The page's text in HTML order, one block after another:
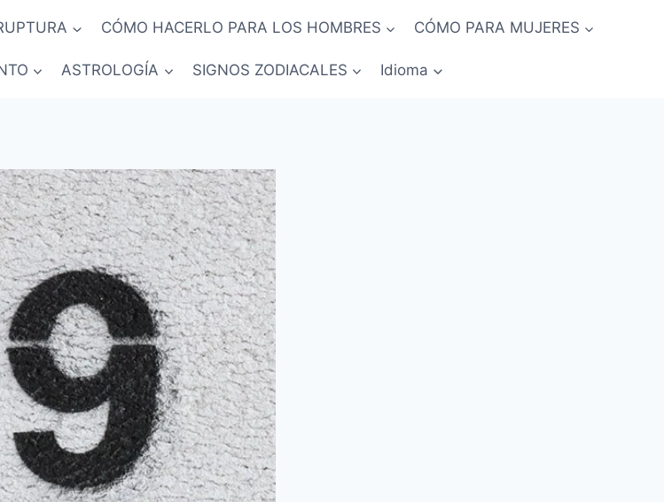
CÓMO HACERLO PARA LOS HOMBRES CÓMO PARA MUJERES
ASTROLOGÍA SIGNOS ZODIACALES Idioma